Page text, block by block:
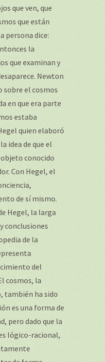
que ven, que
que están
persona dice:
la
que examinan y
Newton
el cosmos
en que era parte
estaba
quien elaboró
idea de que el
conocido
Con Hegel, el
de sí mismo.
Hegel, la larga
conclusiones
de la
del
cosmos, la
también ha sido
es una forma de
pero dado que la
lógico-racional,